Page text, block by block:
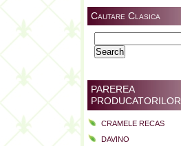
Cautare Clasica
for:
PAREREA
PRODUCATORILOR
CRAMELE RECAS
DAVINO